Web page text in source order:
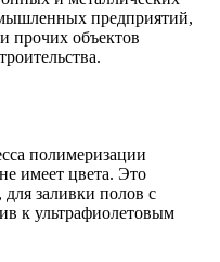
предприятий,
прочих объектов
полимеризации
имеет цвета. Это
для заливки полов с
к ультрафиолетовым